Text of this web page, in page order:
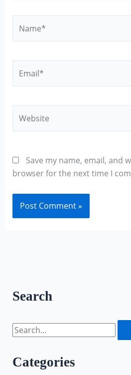
Save my name, email, and
browser for the next time I
Search
Categories